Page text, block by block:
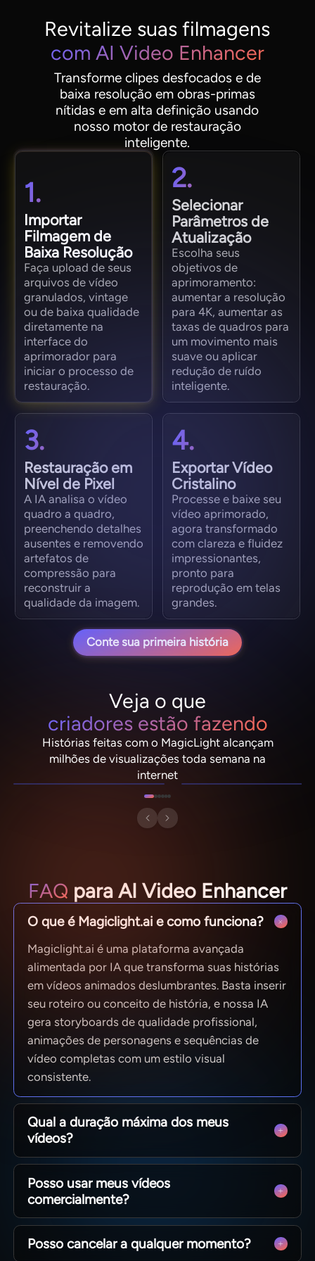
Revitalize suas filmagens
com AI Video Enhancer
Transforme clipes desfocados e de
baixa resolução em obras-primas
nítidas e em alta definição usando
nosso motor de restauração
inteligente.
1.
Importar
Filmagem de
Baixa Resolução
Faça upload de seus
arquivos de vídeo
granulados, vintage
ou de baixa qualidade
diretamente na
interface do
aprimorador para
iniciar o processo de
restauração.
2.
Selecionar
Parâmetros de
Atualização
Escolha seus
objetivos de
aprimoramento:
aumentar a resolução
para 4K, aumentar as
taxas de quadros para
um movimento mais
suave ou aplicar
redução de ruído
inteligente.
3.
Restauração em
Nível de Pixel
A IA analisa o vídeo
quadro a quadro,
preenchendo detalhes
ausentes e removendo
artefatos de
compressão para
reconstruir a
qualidade da imagem.
4.
Exportar Vídeo
Cristalino
Processe e baixe seu
vídeo aprimorado,
agora transformado
com clareza e fluidez
impressionantes,
pronto para
reprodução em telas
grandes.
Conte sua primeira história
Veja o que
criadores estão fazendo
Histórias feitas com o MagicLight alcançam
milhões de visualizações toda semana na
internet
NebulaDrifter
Lio "Spark" Vance
PixelRonin
Momo The Moshroom
FAQ para AI Video Enhancer
O que é Magiclight.ai e como funciona?
Magiclight.ai é uma plataforma avançada
alimentada por IA que transforma suas histórias
em vídeos animados deslumbrantes. Basta inserir
seu roteiro ou conceito de história, e nossa IA
gera storyboards de qualidade profissional,
animações de personagens e sequências de
vídeo completas com um estilo visual
consistente.
Qual a duração máxima dos meus
vídeos?
Desde clipes rápidos para redes sociais até
episódios completos de 50 minutos. O
MagicLight é otimizado para narrativas longas,
mantendo a consistência dos personagens entre
as cenas, para que você possa produzir
Posso usar meus vídeos
comercialmente?
Sim! Você é dono de 100% do conteúdo que cria.
Seja monetizando um canal no YouTube,
Posso cancelar a qualquer momento?